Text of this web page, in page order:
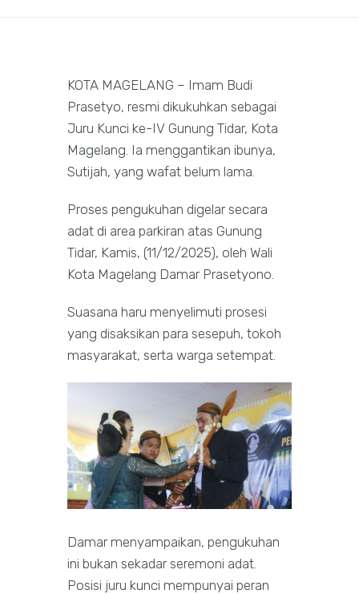
KOTA MAGELANG – Imam Budi
Prasetyo, resmi dikukuhkan sebagai
Juru Kunci ke-IV Gunung Tidar, Kota
Magelang. Ia menggantikan ibunya,
Sutijah, yang wafat belum lama.
Proses pengukuhan digelar secara
adat di area parkiran atas Gunung
Tidar, Kamis, (11/12/2025), oleh Wali
Kota Magelang Damar Prasetyono.
Suasana haru menyelimuti prosesi
yang disaksikan para sesepuh, tokoh
masyarakat, serta warga setempat.
Damar menyampaikan, pengukuhan
ini bukan sekadar seremoni adat.
Posisi juru kunci mempunyai peran